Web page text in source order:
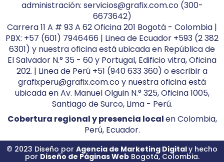
administración: servicios@grafix.com.co (300-
6673642)
Carrera 11 A # 93 A 62 Oficina 201 Bogotá - Colombia |
PBX: +57 (601) 7946466 | Linea de Ecuador +593 (2 382
6301) y nuestra oficina está ubicada en República de
El Salvador N.° 35 - 60 y Portugal, Edificio vitra, Oficina
202. | Linea de Perú +51 (940 633 360) o escribir a
grafixperu@grafix.com.co y nuestra oficina está
ubicada en Av. Manuel Olguin N.° 325, Oficina 1005,
Santiago de Surco, Lima - Perú.
Cobertura regional y presencia localen Colombia,
Perú, Ecuador.
© 2023 Diseño por Agencia de Marketing Digitaly hecho
por Diseño de Páginas WebBogotá, Colombia.